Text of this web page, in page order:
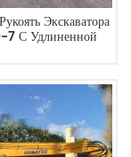
Экскаватора
С Удлиненной
Выемки Грунта.